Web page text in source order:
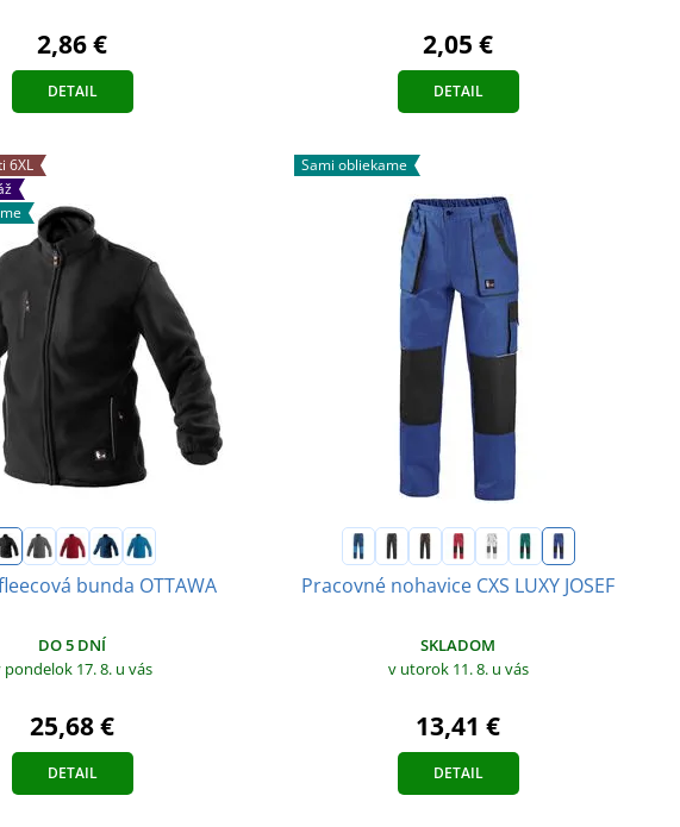
2,86 €
DETAIL
2,05 €
DETAIL
6XL
bunda OTTAWA
DO 5 DNÍ
pondelok 17. 8. u vás
25,68 €
DETAIL
Sami obliekame
Pracovné nohavice CXS LUXY JOSEF
SKLADOM
v utorok 11. 8. u vás
13,41 €
DETAIL